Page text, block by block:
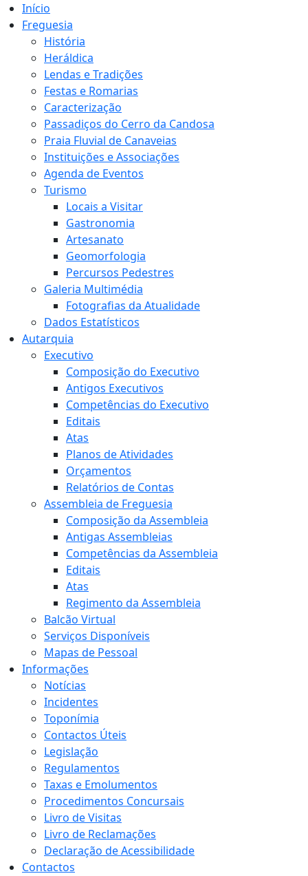
Início
Freguesia
História
Heráldica
Lendas e Tradições
Festas e Romarias
Caracterização
Passadiços do Cerro da Candosa
Praia Fluvial de Canaveias
Instituições e Associações
Agenda de Eventos
Turismo
Locais a Visitar
Gastronomia
Artesanato
Geomorfologia
Percursos Pedestres
Galeria Multimédia
Fotografias da Atualidade
Dados Estatísticos
Autarquia
Executivo
Composição do Executivo
Antigos Executivos
Competências do Executivo
Editais
Atas
Planos de Atividades
Orçamentos
Relatórios de Contas
Assembleia de Freguesia
Composição da Assembleia
Antigas Assembleias
Competências da Assembleia
Editais
Atas
Regimento da Assembleia
Balcão Virtual
Serviços Disponíveis
Mapas de Pessoal
Informações
Notícias
Incidentes
Toponímia
Contactos Úteis
Legislação
Regulamentos
Taxas e Emolumentos
Procedimentos Concursais
Livro de Visitas
Livro de Reclamações
Declaração de Acessibilidade
Contactos